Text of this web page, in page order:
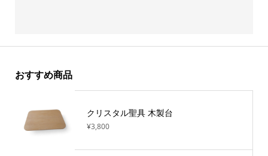
おすすめ商品
クリスタル聖具 木製台
¥3,800